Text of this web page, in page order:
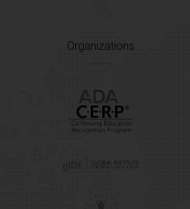
Organizations